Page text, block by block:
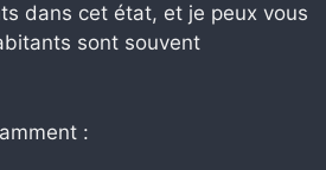
dans cet état, et je peux vous
sont souvent
: